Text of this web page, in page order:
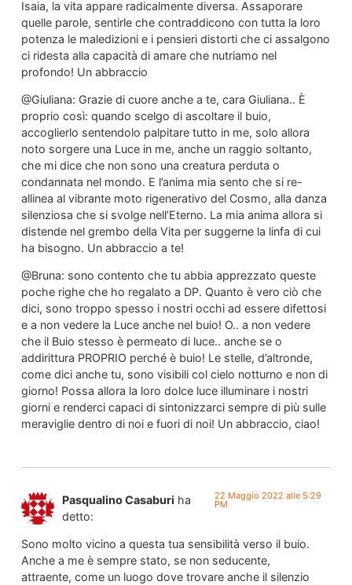
Isaia, la vita appare radicalmente diversa. Assaporare
quelle parole, sentirle che contraddicono con tutta la loro
potenza le maledizioni e i pensieri distorti che ci assalgono
ci ridesta alla capacità di amare che nutriamo nel
profondo! Un abbraccio
@Giuliana: Grazie di cuore anche a te, cara Giuliana.. È
proprio così: quando scelgo di ascoltare il buio,
accoglierlo sentendolo palpitare tutto in me, solo allora
noto sorgere una Luce in me, anche un raggio soltanto,
che mi dice che non sono una creatura perduta o
condannata nel mondo. E l’anima mia sento che si re-
allinea al vibrante moto rigenerativo del Cosmo, alla danza
silenziosa che si svolge nell’Eterno. La mia anima allora si
distende nel grembo della Vita per suggerne la linfa di cui
ha bisogno. Un abbraccio a te!
@Bruna: sono contento che tu abbia apprezzato queste
poche righe che ho regalato a DP. Quanto è vero ciò che
dici, sono troppo spesso i nostri occhi ad essere difettosi
e a non vedere la Luce anche nel buio! O.. a non vedere
che il Buio stesso è permeato di luce.. anche se o
addirittura PROPRIO perché è buio! Le stelle, d’altronde,
come dici anche tu, sono visibili col cielo notturno e non di
giorno! Possa allora la loro dolce luce illuminare i nostri
giorni e renderci capaci di sintonizzarci sempre di più sulle
meraviglie dentro di noi e fuori di noi! Un abbraccio, ciao!
Pasqualino Casaburi ha
detto:
22 Maggio 2022 alle 5:29
PM
Sono molto vicino a questa tua sensibilità verso il buio.
Anche a me è sempre stato, se non seducente,
attraente, come un luogo dove trovare anche il silenzio